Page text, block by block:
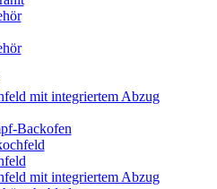
mit integriertem Abzug
Backofen
mit integriertem Abzug